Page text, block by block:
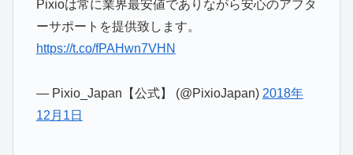
Pixioは常に業界最安値でありながら安心のアフタ
ーサポートを提供致します。
https://t.co/fPAHwn7VHN
— Pixio_Japan【公式】 (@PixioJapan) 2018年
12月1日